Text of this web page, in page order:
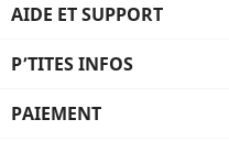
AIDE ET SUPPORT
P’TITES INFOS
PAIEMENT